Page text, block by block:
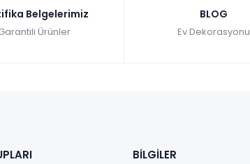
Belgelerimiz
Ürünler
BLOG
Ev Dekorasyonu
BİLGİLER